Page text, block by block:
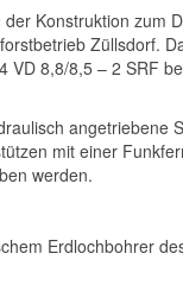
Konstruktion zum
Züllsdorf.
8,8/8,5 – 2 SRF
angetriebene
mit einer
werden.
Erdlochbohrer